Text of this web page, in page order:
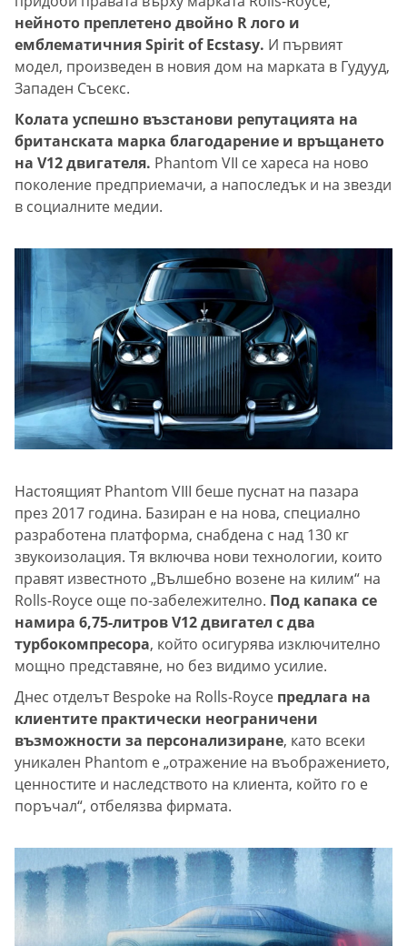
нейното преплетено двойно R лого и
емблематичния Spirit of Ecstasy. И първият
модел, произведен в новия дом на марката в Гудууд,
Западен Съсекс.
Колата успешно възстанови репутацията на
британската марка благодарение и връщането
на V12 двигателя. Phantom VII се хареса на ново
поколение предприемачи, а напоследък и на звезди
в социалните медии.
Настоящият Phantom VIII беше пуснат на пазара
през 2017 година. Базиран е на нова, специално
разработена платформа, снабдена с над 130 кг
звукоизолация. Тя включва нови технологии, които
правят известното „Вълшебно возене на килим“ на
Rolls-Royce още по-забележително. Под капака се
намира 6,75-литров V12 двигател с два
турбокомпресора, който осигурява изключително
мощно представяне, но без видимо усилие.
Днес отделът Bespoke на Rolls-Royce предлага на
клиентите практически неограничени
възможности за персонализиране, като всеки
уникален Phantom е „отражение на въображението,
ценностите и наследството на клиента, който го е
поръчал“, отбелязва фирмата.